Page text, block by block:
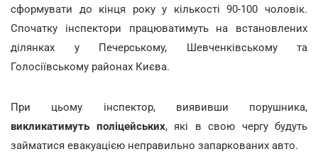
сформувати до кінця року у кількості 90-100 чоловік.
Спочатку інспектори працюватимуть на встановлених
ділянках у Печерському, Шевченківському та
Голосіївському районах Києва.
При цьому інспектор, виявивши порушника,
викликатимуть поліцейських, які в свою чергу будуть
займатися евакуацією неправильно запаркованих авто.